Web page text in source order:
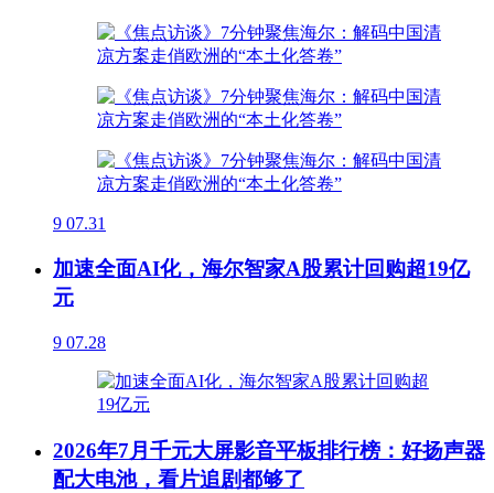
9 07.31
加速全面AI化，海尔智家A股累计回购超19亿
元
9 07.28
2026年7月千元大屏影音平板排行榜：好扬声器
配大电池，看片追剧都够了